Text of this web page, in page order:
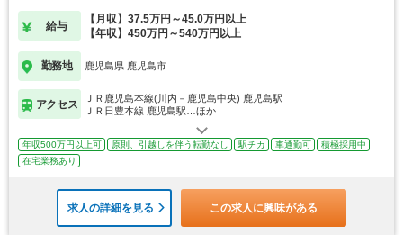
給与
【月収】37.5万円～45.0万円以上
【年収】450万円～540万円以上
勤務地 鹿児島県 鹿児島市
アクセス
ＪＲ鹿児島本線(川内－鹿児島中央) 鹿児島駅
ＪＲ日豊本線 鹿児島駅…ほか
年収500万円以上可 原則、引越しを伴う転勤なし 駅チカ 車通勤可
積極採用中
在宅業務あり
求人の詳細を見る この求人に興味がある